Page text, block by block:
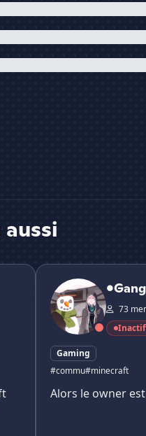
•Gang | Virtuoseee
73
Inactif
Gaming
#commu#minecraft
Alors le owner